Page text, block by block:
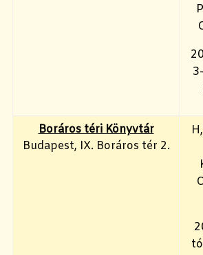
Boráros téri Könyvtár
Budapest, IX. Boráros tér 2.